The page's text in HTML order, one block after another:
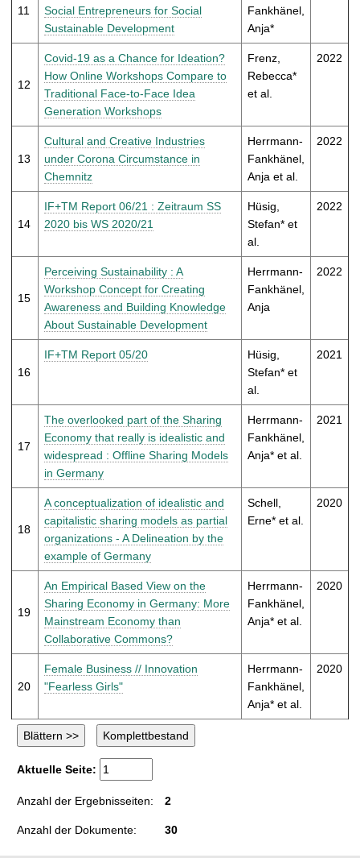
11
Social Entrepreneurs for Social
Sustainable Development
Fankhänel,
Anja*
12
Covid-19 as a Chance for Ideation?
How Online Workshops Compare to
Traditional Face-to-Face Idea
Generation Workshops
Frenz,
Rebecca*
et al.
2022
13
Cultural and Creative Industries
under Corona Circumstance in
Chemnitz
Herrmann-
Fankhänel,
Anja et al.
2022
14
IF+TM Report 06/21 : Zeitraum SS
2020 bis WS 2020/21
Hüsig,
Stefan* et
al.
2022
15
Perceiving Sustainability : A
Workshop Concept for Creating
Awareness and Building Knowledge
About Sustainable Development
Herrmann-
Fankhänel,
Anja
2022
16
IF+TM Report 05/20
Hüsig,
Stefan* et
al.
2021
17
The overlooked part of the Sharing
Economy that really is idealistic and
widespread : Offline Sharing Models
in Germany
Herrmann-
Fankhänel,
Anja* et al.
2021
18
A conceptualization of idealistic and
capitalistic sharing models as partial
organizations - A Delineation by the
example of Germany
Schell,
Erne* et al.
2020
19
An Empirical Based View on the
Sharing Economy in Germany: More
Mainstream Economy than
Collaborative Commons?
Herrmann-
Fankhänel,
Anja* et al.
2020
20
Female Business // Innovation
"Fearless Girls"
Herrmann-
Fankhänel,
Anja* et al.
2020
Aktuelle Seite:
Anzahl der Ergebnisseiten: 2
Anzahl der Dokumente: 30